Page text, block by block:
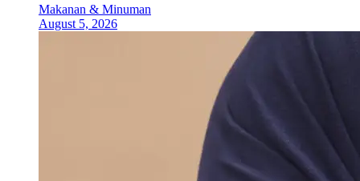
Makanan & Minuman
August 5, 2026